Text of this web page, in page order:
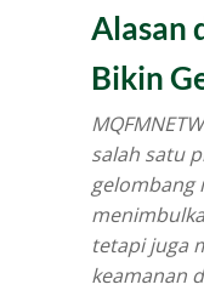
Alasan
Bikin
salah satu
gelombang
tetapi juga
keamanan